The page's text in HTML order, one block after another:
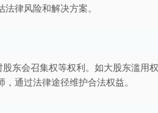
律风险和解决方案。
东会召集权等权利。如大股东滥用
通过法律途径维护合法权益。